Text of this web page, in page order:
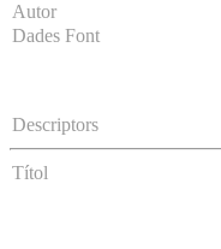
Autor
Dades Font
Descriptors
Títol